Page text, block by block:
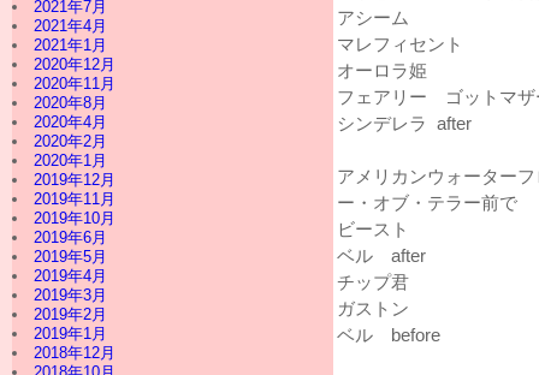
2021年7月
2021年4月
2021年1月
2020年12月
2020年11月
2020年8月
2020年4月
2020年2月
2020年1月
2019年12月
2019年11月
2019年10月
2019年6月
2019年5月
2019年4月
2019年3月
2019年2月
2019年1月
2018年12月
アシーム
マレフィセント
オーロラ姫
フェアリー ゴットマザ
シンデレラ after
アメリカンウォーター
ー・オブ・テラー前で
ビースト
ベル after
チップ君
ガストン
ベル before